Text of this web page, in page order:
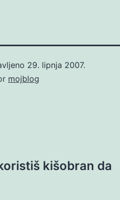
29. lipnja 2007.
mojblog
kišobran da